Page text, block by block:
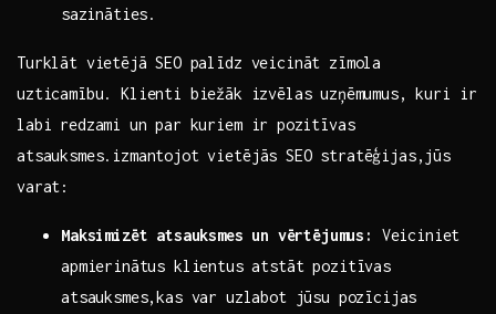
⁤sazināties.
Turklāt vietējā SEO⁢ palīdz‍ veicināt zīmola
uzticamību. Klienti‍ biežāk ⁣izvēlas uzņēmumus, kuri ir
labi redzami⁤ un par kuriem ir⁣ pozitīvas
atsauksmes.izmantojot vietējās SEO stratēģijas,jūs
varat:
Maksimizēt atsauksmes⁤ un ⁢vērtējumus:
Veiciniet
apmierinātus klientus atstāt pozitīvas
atsauksmes,kas var uzlabot ⁤jūsu pozīcijas